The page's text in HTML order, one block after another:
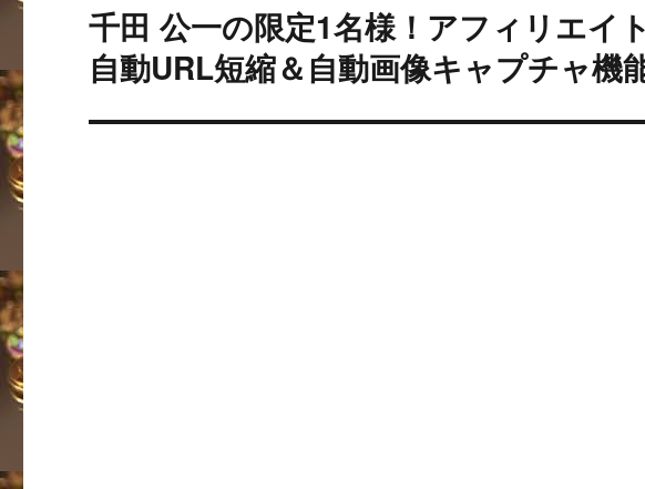
ー
シ
ョ
次
の
投
稿:
千田 公一の限定1名様！アフィリエイ
自動URL短縮＆自動画像キャプチャ